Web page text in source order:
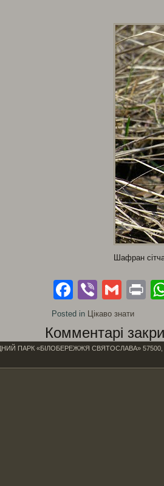
Шафран
Facebook
Viber
Posted in Цікаво знати
Комментарі
ПАРК «БІЛОБЕРЕЖЖЯ СВЯТОСЛАВА» 57500,